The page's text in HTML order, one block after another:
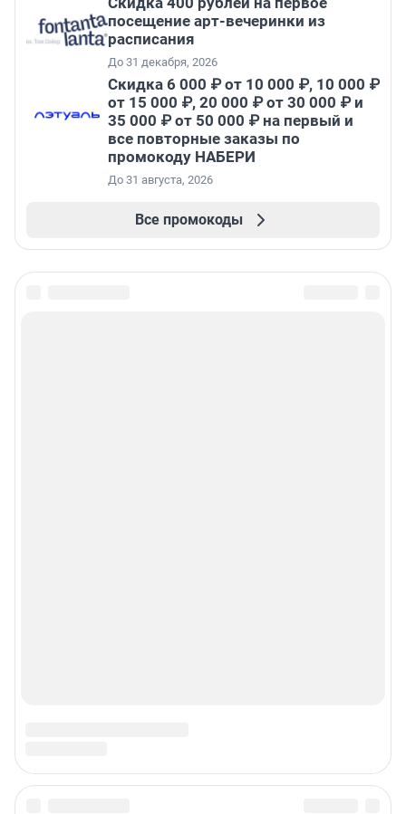
посещение арт-вечеринки из
расписания
До 31 декабря, 2026
Скидка 6 000 ₽ от 10 000 ₽, 10 000 ₽
от 15 000 ₽, 20 000 ₽ от 30 000 ₽ и
35 000 ₽ от 50 000 ₽ на первый и
все повторные заказы по
промокоду НАБЕРИ
До 31 августа, 2026
Все промокоды